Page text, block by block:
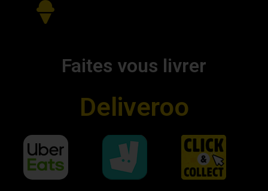
Faites vous livrer
Deliveroo